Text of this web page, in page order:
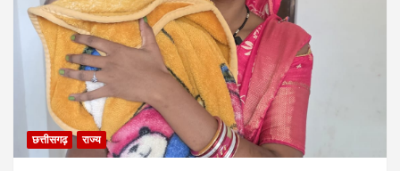
छत्तीसगढ़ राज्य